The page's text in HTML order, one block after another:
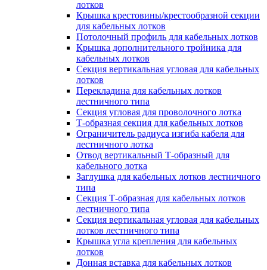
лотков
Крышка крестовины/крестообразной секции
для кабельных лотков
Потолочный профиль для кабельных лотков
Крышка дополнительного тройника для
кабельных лотков
Секция вертикальная угловая для кабельных
лотков
Перекладина для кабельных лотков
лестничного типа
Секция угловая для проволочного лотка
Т-образная секция для кабельных лотков
Ограничитель радиуса изгиба кабеля для
лестничного лотка
Отвод вертикальный Т-образный для
кабельного лотка
Заглушка для кабельных лотков лестничного
типа
Секция Т-образная для кабельных лотков
лестничного типа
Секция вертикальная угловая для кабельных
лотков лестничного типа
Крышка угла крепления для кабельных
лотков
Донная вставка для кабельных лотков